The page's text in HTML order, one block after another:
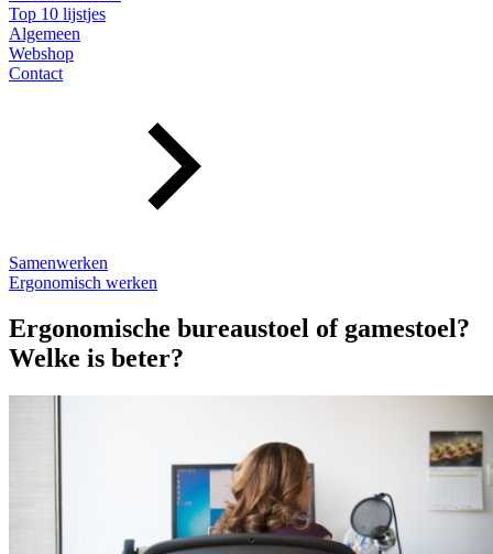
Top 10 lijstjes
Algemeen
Webshop
Contact
Samenwerken
Ergonomisch werken
Ergonomische bureaustoel of gamestoel?
Welke is beter?